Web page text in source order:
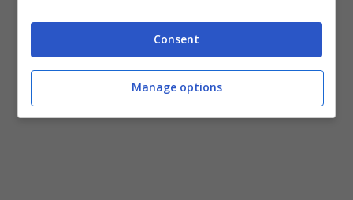
Consent
Manage options